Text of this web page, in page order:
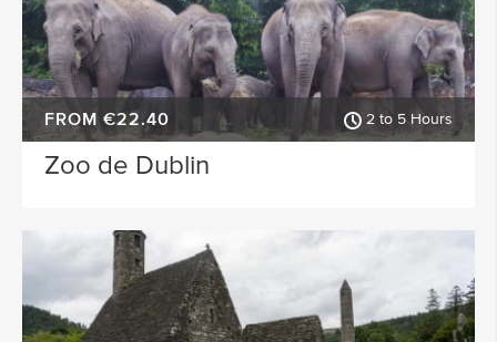
FROM €22.40 2 to 5 Hours
Zoo de Dublin